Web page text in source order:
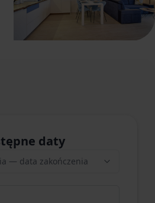
daty
— data zakończenia